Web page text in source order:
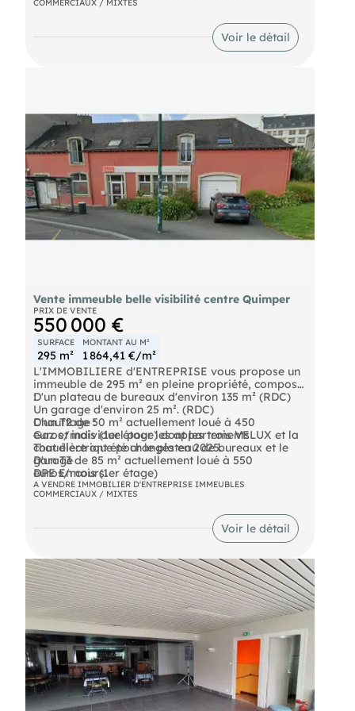
écoles et transports.
Voir le détail
Vente immeuble belle visibilité centre Quimper
PRIX DE VENTE
550 000 €
SURFACE
295 m²
MONTANT AU M²
1 864,41 €/m²
L'IMMOBILIERE d'ENTREPRISE vous propose un
immeuble de 295 m² en pleine propriété, composé
:D'un plateau de bureaux d'environ 135 m² (RDC)
Un garage d'environ 25 m². (RDC)
D'un T2 de 50 m² actuellement loué à 450
euros/mois (1er étage) dont les trois VELUX et la
chaudière ont été changés en 2025.
D'un T3 de 85 m² actuellement loué à 550
euros/mois (1er étage)
Chauffage :
Gaz et individuel pour les appartements
Tout électrique pour le plateau de bureaux et le
garage
DPE En cours
A VENDRE IMMOBILIER D'ENTREPRISE IMMEUBLES
COMMERCIAUX / MIXTES
Voir le détail